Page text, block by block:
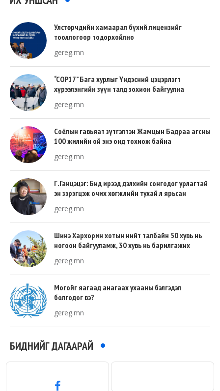
Улстөрчдийн хамаарал бүхий лицензийг
тооллогоор тодорхойлно
gereg.mn
“COP17” Бага хурлыг Үндэсний цэцэрлэгт
хүрээлэнгийн зүүн талд зохион байгуулна
gereg.mn
Соёлын гавьяат зүтгэлтэн Жамцын Бадраа агсны
100 жилийн ой энэ онд тохиож байна
gereg.mn
Г.Ганцэцэг: Бид ирээд дэлхийн сонгодог урлагтай
эн зэрэгцэж очих хөгжлийн тухай л ярьсан
gereg.mn
Шинэ Хархорин хотын нийт талбайн 50 хувь нь
ногоон байгууламж, 30 хувь нь барилгажих
gereg.mn
Могойг яагаад анагаах ухааны бэлгэдэл
болгодог вэ?
gereg.mn
БИДНИЙГ ДАГААРАЙ